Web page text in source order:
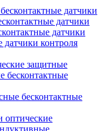
датчики
датчики
датчики
датчики контроля
защитные
бесконтактные
бесконтактные
оптические